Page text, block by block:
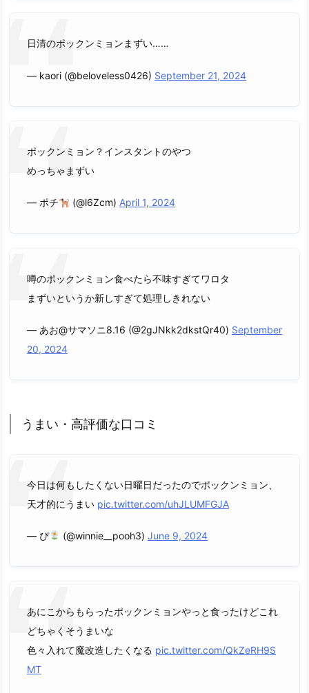
日清のポックンミョンまずい……
— kaori (@beloveless0426) September 21, 2024
ポックンミョン？インスタントのやつ
めっちゃまずい
— ポチ (@l6Zcm) April 1, 2024
噂のポックンミョン食べたら不味すぎてワロタ
まずいというか新しすぎて処理しきれない
— あお@サマソニ8.16 (@2gJNkk2dkstQr40) September
20, 2024
うまい・高評価な口コミ
今日は何もしたくない日曜日だったのでポックンミョン、
天才的にうまい pic.twitter.com/uhJLUMFGJA
— ぴ (@winnie__pooh3) June 9, 2024
あにこからもらったポックンミョンやっと食ったけどこれ
どちゃくそうまいな
色々入れて魔改造したくなる pic.twitter.com/QkZeRH9S
MT